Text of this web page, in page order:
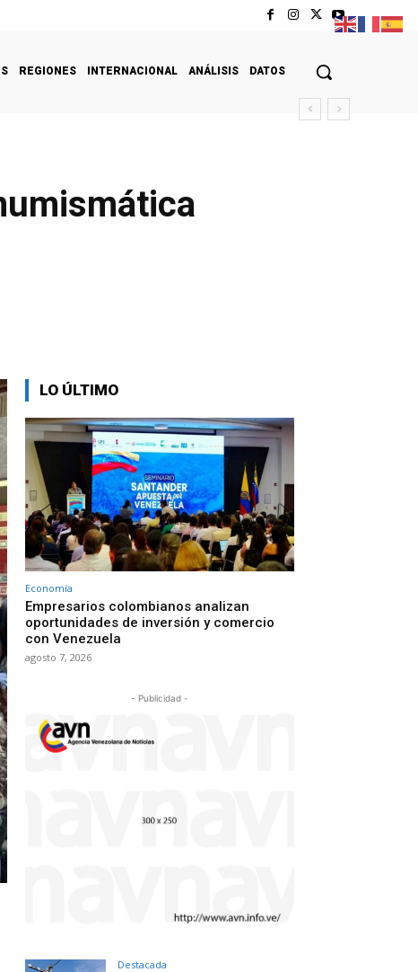
REGIONES INTERNACIONAL ANÁLISIS DATOS
LO ÚLTIMO
Economía
Empresarios colombianos analizan
oportunidades de inversión y comercio
con Venezuela
agosto 7, 2026
- Publicidad -
Destacada